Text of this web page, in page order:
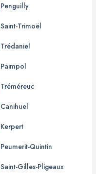
Penguilly
Saint-Trimoël
Trédaniel
Paimpol
Tréméreuc
Canihuel
Kerpert
Peumerit-Quintin
Saint-Gilles-Pligeaux